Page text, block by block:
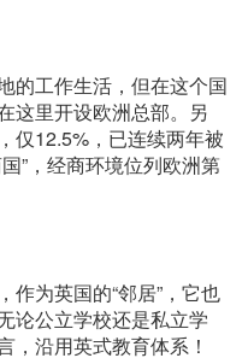
的工作生活，但在这个国
这里开设欧洲总部。另
仅12.5%，已连续两年被
”，经商环境位列欧洲第
作为英国的“邻居”，它也
论公立学校还是私立学
，沿用英式教育体系！